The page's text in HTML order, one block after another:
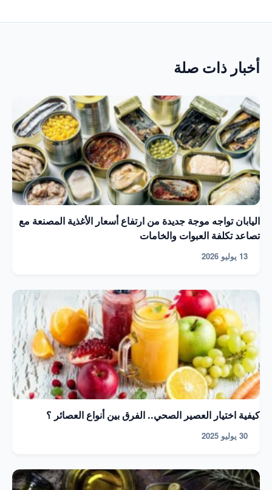
أخبار ذات صلة
اليابان تواجه موجة جديدة من ارتفاع أسعار الأغذية المصنعة مع
تصاعد تكلفة العبوات والخامات
13 يوليو 2026
كيفية اختيار العصير الصحي.. الفرق بين أنواع العصائر ؟
30 يوليو 2025